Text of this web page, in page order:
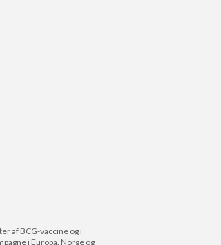
af BCG-vaccine og i
i Europa. Norge og